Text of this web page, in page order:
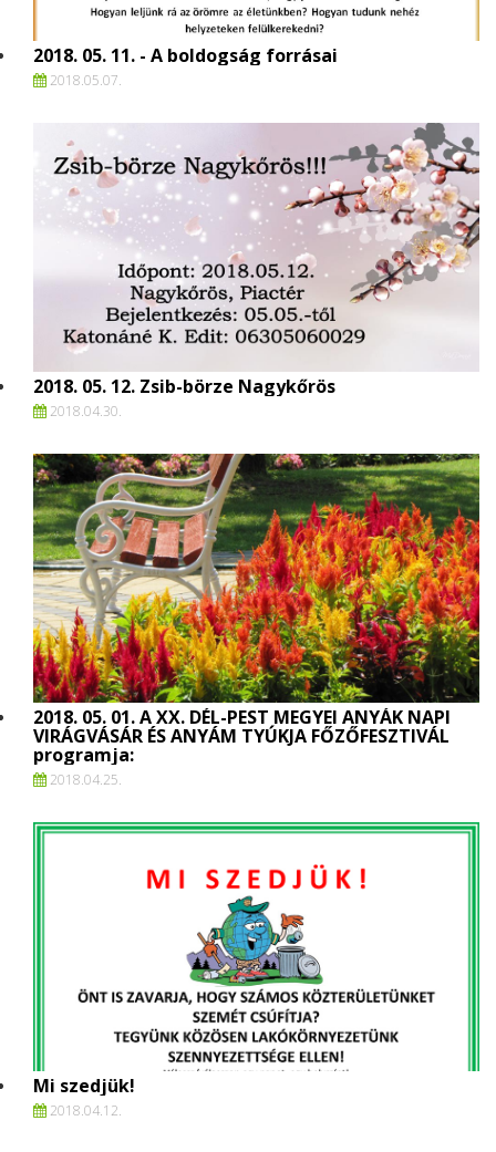
2018. 05. 11. - A boldogság forrásai
2018.05.07.
2018. 05. 12. Zsib-börze Nagykőrös
2018.04.30.
2018. 05. 01. A XX. DÉL-PEST MEGYEI ANYÁK NAPI
VIRÁGVÁSÁR ÉS ANYÁM TYÚKJA FŐZŐFESZTIVÁL
programja:
2018.04.25.
Mi szedjük!
2018.04.12.